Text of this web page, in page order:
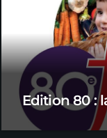
Edition 80 :